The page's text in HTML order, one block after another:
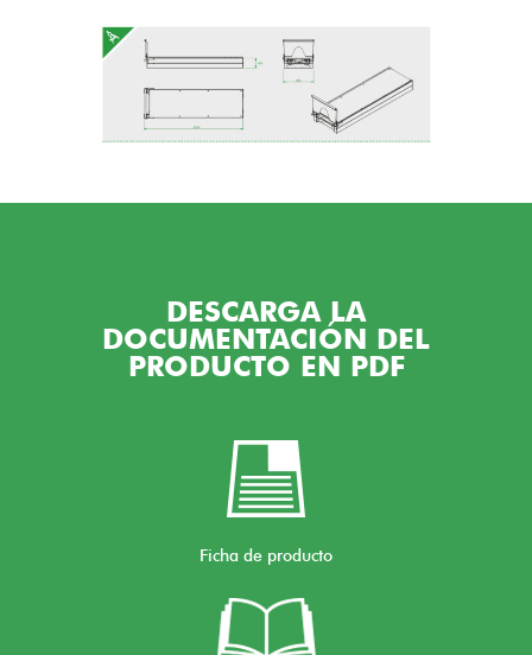
DESCARGA LA
DOCUMENTACIÓN DEL
PRODUCTO EN PDF
Ficha de producto